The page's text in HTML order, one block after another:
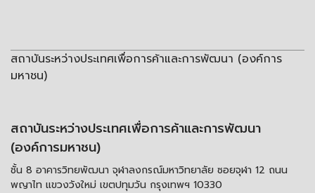
สถาบันระหว่างประเทศเพื่อการค้าและการพัฒนา (องค์การ
มหาชน)
สถาบันระหว่างประเทศเพื่อการค้าและการพัฒนา
(องค์การมหาชน)
ชั้น 8 อาคารวิทยพัฒนา จุฬาลงกรณ์มหาวิทยาลัย ซอยจุฬา 12 ถนน
พญาไท แขวงวังใหม่ เขตปทุมวัน กรุงเทพฯ 10330